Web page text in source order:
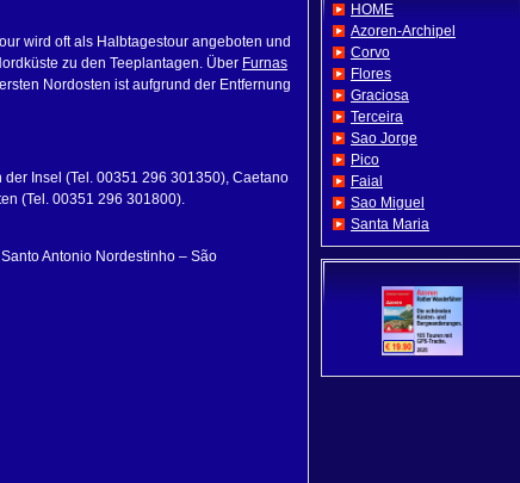
wird oft als Halbtagestour angeboten und
zu den Teeplantagen. Über Furnas
Nordosten ist aufgrund der Entfernung
Insel (Tel. 00351 296 301350), Caetano
(Tel. 00351 296 301800).
Antonio Nordestinho – São
HOME
Azoren-Archipel
Corvo
Flores
Graciosa
Terceira
Sao Jorge
Pico
Faial
Sao Miguel
Santa Maria